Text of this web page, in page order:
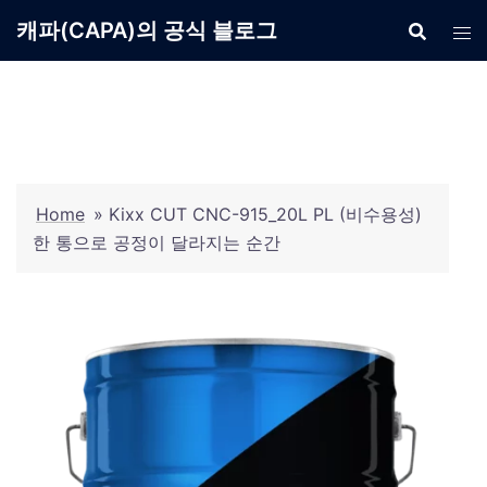
캐파(CAPA)의 공식 블로그
Home » Kixx CUT CNC-915_20L PL (비수용성)
한 통으로 공정이 달라지는 순간